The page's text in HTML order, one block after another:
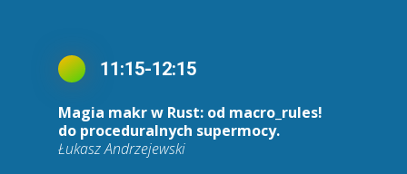
Magia makr w Rust: od macro_rules!
do proceduralnych supermocy.
Łukasz Andrzejewski
11:15-12:15